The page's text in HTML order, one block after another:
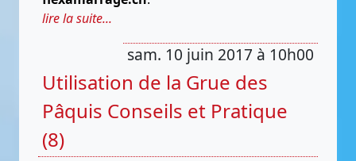
lire la suite...
sam. 10 juin 2017 à 10h00
Utilisation de la Grue des
Pâquis Conseils et Pratique
(8)